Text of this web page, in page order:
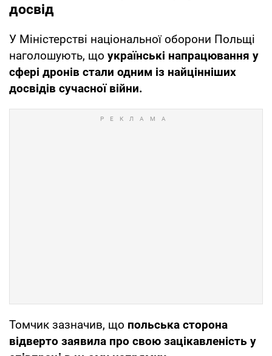
досвід
У Міністерстві національної оборони Польщі
наголошують, що українські напрацювання у
сфері дронів стали одним із найцінніших
досвідів сучасної війни.
Томчик зазначив, що польська сторона
відверто заявила про свою зацікавленість у